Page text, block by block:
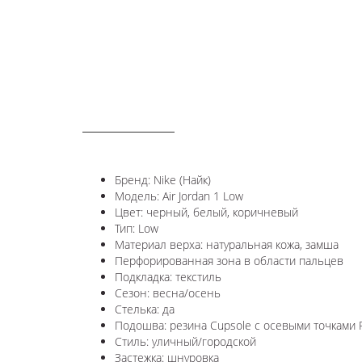
Бренд: Nike (Найк)
Модель: Air Jordan 1 Low
Цвет: черный, белый, коричневый
Тип: Low
Материал верха: натуральная кожа, замша
Перфорированная зона в области пальцев
Подкладка: текстиль
Сезон: весна/осень
Стелька: да
Подошва: резина Cupsole с осевыми точками
Стиль: уличный/городской
Застежка: шнуровка